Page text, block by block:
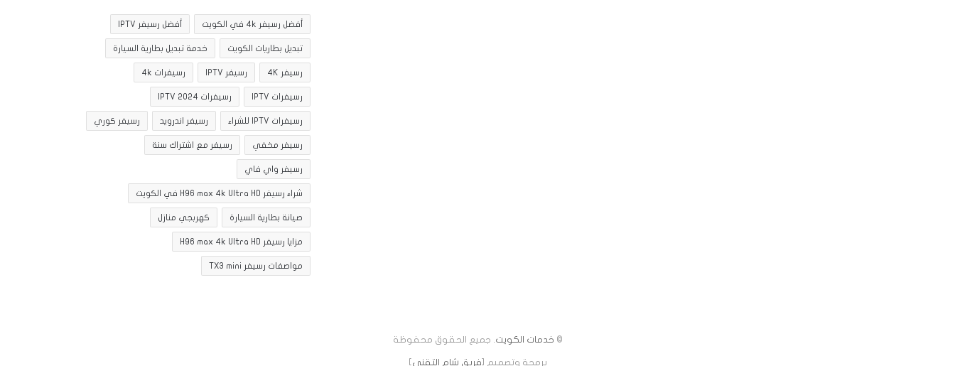
أفضل رسيفر 4k في الكويت أفضل رسيفر IPTV
تبديل بطاريات الكويت خدمة تبديل بطارية السيارة
رسيفر 4K رسيفر IPTV رسيفرات 4k
رسيفرات IPTV رسيفرات IPTV 2024
رسيفرات IPTV للشراء رسيفر اندرويد رسيفر كوري
رسيفر مخفي رسيفر مع اشتراك سنة
رسيفر واي فاي
شراء رسيفر H96 max 4k Ultra HD في الكويت
صيانة بطارية السيارة كهربجي منازل
مزايا رسيفر H96 max 4k Ultra HD
مواصفات رسيفر TX3 mini
© خدمات الكويت. جميع الحقوق محفوظة
برمجة وتصميم [فريق شام التقني]